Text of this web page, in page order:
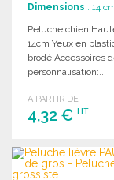
Dimensions : 14
Peluche chien
14cm Yeux en
brodé Accessoires
personnalisation:...
A PARTIR DE
4,32 € HT
Demander un